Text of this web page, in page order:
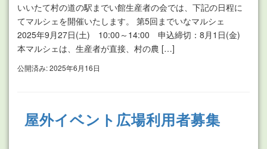
いいたて村の道の駅までい館生産者の会では、下記の日程に
てマルシェを開催いたします。 第5回までいなマルシェ
2025年9月27日(土) 10:00～14:00 申込締切：8月1日(金)
本マルシェは、生産者が直接、村の農 […]
公開済み: 2025年6月16日
屋外イベント広場利用者募集